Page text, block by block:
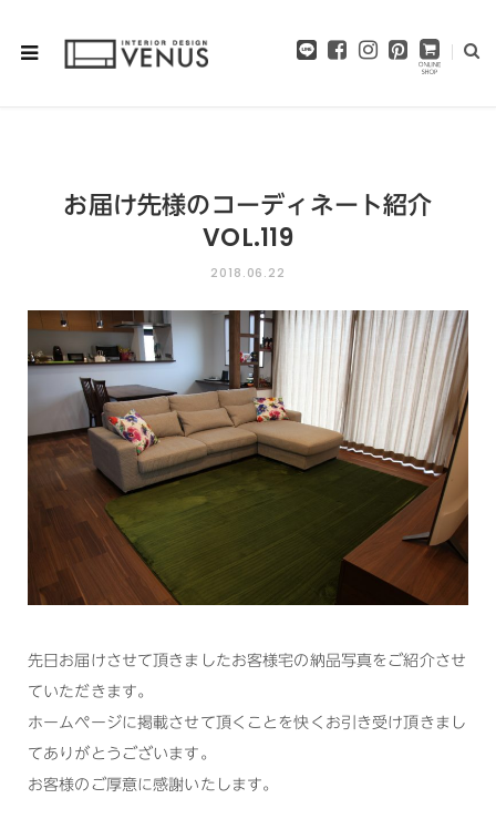
F
k
I
a
m
P
s
t
お届け先様のコーディネート紹介
VOL.119
2018.06.22
先日お届けさせて頂きましたお客様宅の納品写真をご紹介させ
ていただきます。
ホームページに掲載させて頂くことを快くお引き受け頂きまし
てありがとうございます。
お客様のご厚意に感謝いたします。